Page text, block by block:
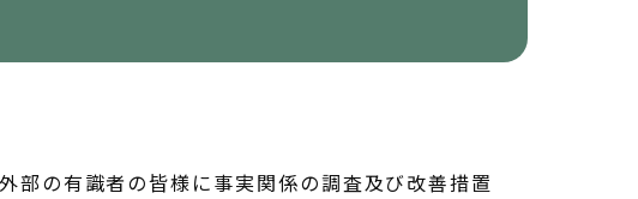
の有識者の皆様に事実関係の調査及び改善措置